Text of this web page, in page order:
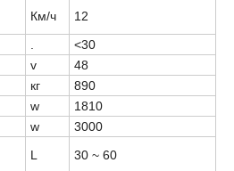
Км/ч
12
<30
v
48
кг
890
w
1810
w
3000
L
30 ~ 60